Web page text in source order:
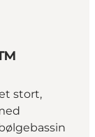
stort,